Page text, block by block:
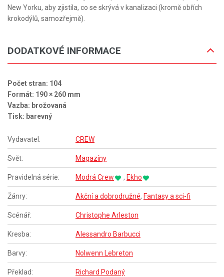
New Yorku, aby zjistila, co se skrývá v kanalizaci (kromě obřích
krokodýlů, samozřejmě).
DODATKOVÉ INFORMACE
Počet stran: 104
Formát: 190 × 260 mm
Vazba: brožovaná
Tisk: barevný
Vydavatel: CREW
Svět: Magazíny
Pravidelná série: Modrá Crew , Ekho
Žánry: Akční a dobrodružné, Fantasy a sci-fi
Scénář: Christophe Arleston
Kresba: Alessandro Barbucci
Barvy: Nolwenn Lebreton
Překlad: Richard Podaný